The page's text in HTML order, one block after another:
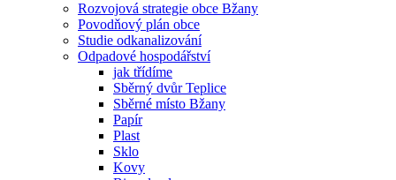
Rozvojová strategie obce Bžany
Povodňový plán obce
Studie odkanalizování
Odpadové hospodářství
jak třídíme
Sběrný dvůr Teplice
Sběrné místo Bžany
Papír
Plast
Sklo
Kovy